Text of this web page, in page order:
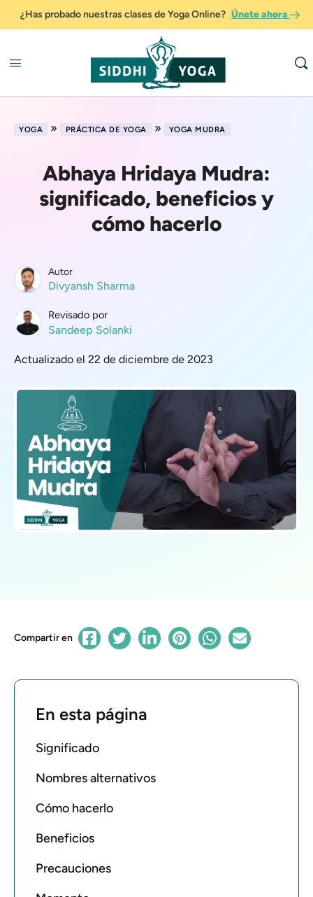
¿Has probado nuestras clases de Yoga Online? Únete ahora
YOGA » PRÁCTICA DE YOGA » YOGA MUDRA
Abhaya Hridaya Mudra:
significado, beneficios y
cómo hacerlo
Autor
Divyansh Sharma
Revisado por
Sandeep Solanki
Actualizado el 22 de diciembre de 2023
Compartir en
En esta página
Significado
Nombres alternativos
Cómo hacerlo
Beneficios
Precauciones